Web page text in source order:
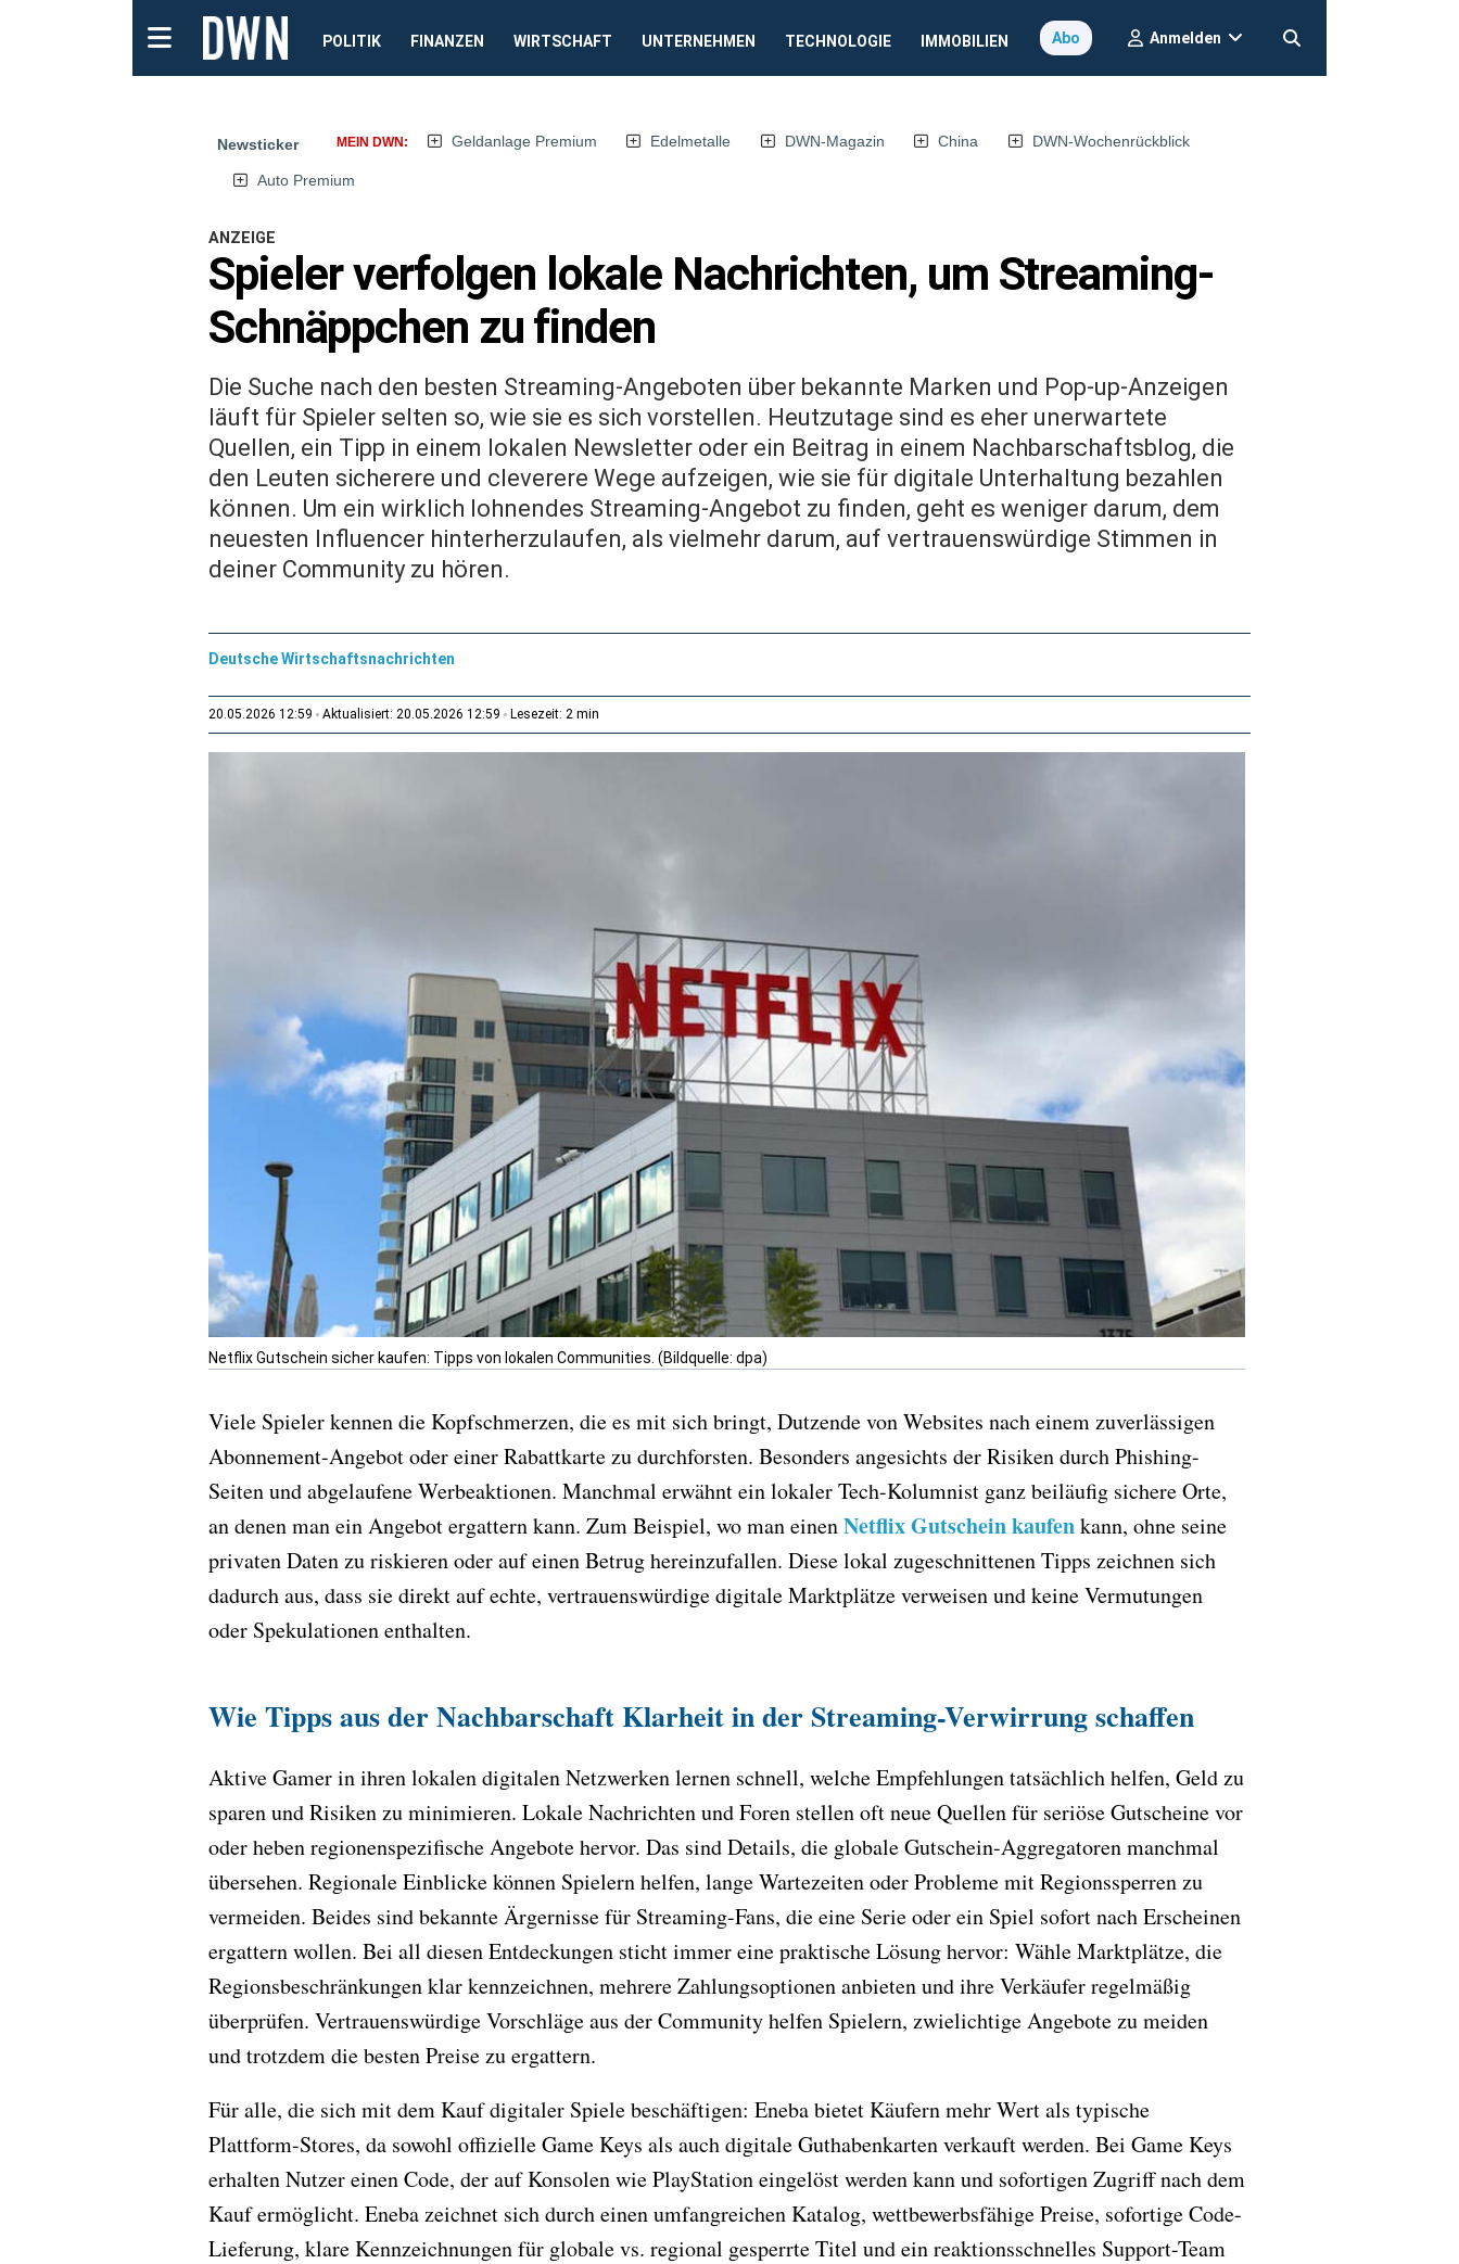
POLITIK FINANZEN WIRTSCHAFT UNTERNEHMEN TECHNOLOGIE IMMOBILIEN Abo Anmelden
Newsticker MEIN DWN: Geldanlage Premium Edelmetalle DWN-Magazin China DWN-Wochenrückblick
Auto Premium
ANZEIGE
Spieler verfolgen lokale Nachrichten, um Streaming-
Schnäppchen zu finden
Die Suche nach den besten Streaming-Angeboten über bekannte Marken und Pop-up-Anzeigen
läuft für Spieler selten so, wie sie es sich vorstellen. Heutzutage sind es eher unerwartete
Quellen, ein Tipp in einem lokalen Newsletter oder ein Beitrag in einem Nachbarschaftsblog, die
den Leuten sicherere und cleverere Wege aufzeigen, wie sie für digitale Unterhaltung bezahlen
können. Um ein wirklich lohnendes Streaming-Angebot zu finden, geht es weniger darum, dem
neuesten Influencer hinterherzulaufen, als vielmehr darum, auf vertrauenswürdige Stimmen in
deiner Community zu hören.
Deutsche Wirtschaftsnachrichten
20.05.2026 12:59 Aktualisiert: 20.05.2026 12:59 Lesezeit: 2 min
Netflix Gutschein sicher kaufen: Tipps von lokalen Communities. (Bildquelle: dpa)
Viele Spieler kennen die Kopfschmerzen, die es mit sich bringt, Dutzende von Websites nach einem zuverlässigen
Abonnement-Angebot oder einer Rabattkarte zu durchforsten. Besonders angesichts der Risiken durch Phishing-
Seiten und abgelaufene Werbeaktionen. Manchmal erwähnt ein lokaler Tech-Kolumnist ganz beiläufig sichere Orte,
an denen man ein Angebot ergattern kann. Zum Beispiel, wo man einenNetflix Gutschein kaufenkann, ohne seine
privaten Daten zu riskieren oder auf einen Betrug hereinzufallen. Diese lokal zugeschnittenen Tipps zeichnen sich
dadurch aus, dass sie direkt auf echte, vertrauenswürdige digitale Marktplätze verweisen und keine Vermutungen
oder Spekulationen enthalten.
Wie Tipps aus der Nachbarschaft Klarheit in der Streaming-Verwirrung schaffen
Aktive Gamer in ihren lokalen digitalen Netzwerken lernen schnell, welche Empfehlungen tatsächlich helfen, Geld zu
sparen und Risiken zu minimieren. Lokale Nachrichten und Foren stellen oft neue Quellen für seriöse Gutscheine vor
oder heben regionenspezifische Angebote hervor. Das sind Details, die globale Gutschein-Aggregatoren manchmal
übersehen. Regionale Einblicke können Spielern helfen, lange Wartezeiten oder Probleme mit Regionssperren zu
vermeiden. Beides sind bekannte Ärgernisse für Streaming-Fans, die eine Serie oder ein Spiel sofort nach Erscheinen
ergattern wollen. Bei all diesen Entdeckungen sticht immer eine praktische Lösung hervor: Wähle Marktplätze, die
Regionsbeschränkungen klar kennzeichnen, mehrere Zahlungsoptionen anbieten und ihre Verkäufer regelmäßig
überprüfen. Vertrauenswürdige Vorschläge aus der Community helfen Spielern, zwielichtige Angebote zu meiden
und trotzdem die besten Preise zu ergattern.
Für alle, die sich mit dem Kauf digitaler Spiele beschäftigen: Eneba bietet Käufern mehr Wert als typische
Plattform-Stores, da sowohl offizielle Game Keys als auch digitale Guthabenkarten verkauft werden. Bei Game Keys
erhalten Nutzer einen Code, der auf Konsolen wie PlayStation eingelöst werden kann und sofortigen Zugriff nach dem
Kauf ermöglicht. Eneba zeichnet sich durch einen umfangreichen Katalog, wettbewerbsfähige Preise, sofortige Code-
Lieferung, klare Kennzeichnungen für globale vs. regional gesperrte Titel und ein reaktionsschnelles Support-Team